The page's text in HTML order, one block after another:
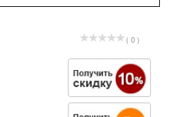
( 0 )